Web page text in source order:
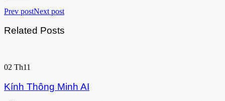
Prev postNext post
Related Posts
02 Th11
Kính Thông Minh AI